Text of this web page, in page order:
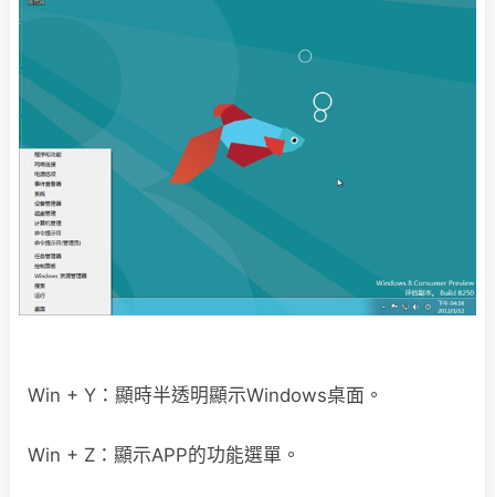
Win + Y：顯時半透明顯示Windows桌面。
Win + Z：顯示APP的功能選單。